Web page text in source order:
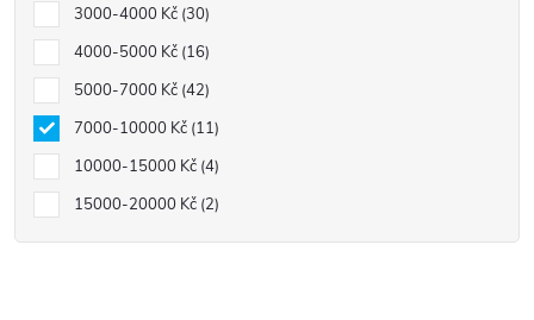
3000-4000 Kč 30
4000-5000 Kč 16
5000-7000 Kč 42
7000-10000 Kč 11
10000-15000 Kč 4
15000-20000 Kč 2